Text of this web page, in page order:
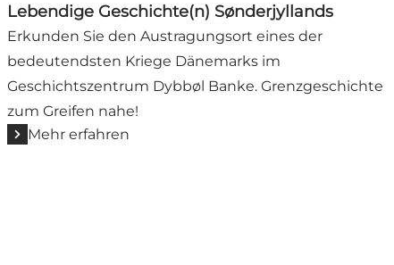
Lebendige Geschichte(n) Sønderjyllands
Erkunden Sie den Austragungsort eines der
bedeutendsten Kriege Dänemarks im
Geschichtszentrum Dybbøl Banke. Grenzgeschichte
zum Greifen nahe!
Mehr erfahren